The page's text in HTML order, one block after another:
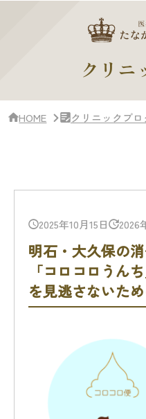
クリニ
HOME クリニックブロ
2025年10月15日 2026
明石・大久保の
「コロコロうん
を見逃さないた